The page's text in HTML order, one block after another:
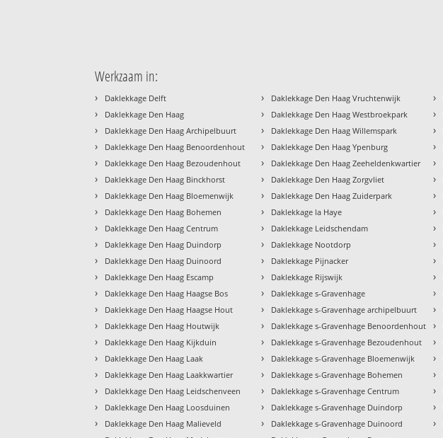
Werkzaam in:
› Daklekkage Delft
› Daklekkage Den Haag
› Daklekkage Den Haag Archipelbuurt
› Daklekkage Den Haag Benoordenhout
› Daklekkage Den Haag Bezoudenhout
› Daklekkage Den Haag Binckhorst
› Daklekkage Den Haag Bloemenwijk
› Daklekkage Den Haag Bohemen
› Daklekkage Den Haag Centrum
› Daklekkage Den Haag Duindorp
› Daklekkage Den Haag Duinoord
› Daklekkage Den Haag Escamp
› Daklekkage Den Haag Haagse Bos
› Daklekkage Den Haag Haagse Hout
› Daklekkage Den Haag Houtwijk
› Daklekkage Den Haag Kijkduin
› Daklekkage Den Haag Laak
› Daklekkage Den Haag Laakkwartier
› Daklekkage Den Haag Leidschenveen
› Daklekkage Den Haag Loosduinen
› Daklekkage Den Haag Malieveld
› Daklekkage Den Haag Vruchtenwijk
› Daklekkage Den Haag Westbroekpark
› Daklekkage Den Haag Willemspark
› Daklekkage Den Haag Ypenburg
› Daklekkage Den Haag Zeeheldenkwartier
› Daklekkage Den Haag Zorgvliet
› Daklekkage Den Haag Zuiderpark
› Daklekkage la Haye
› Daklekkage Leidschendam
› Daklekkage Nootdorp
› Daklekkage Pijnacker
› Daklekkage Rijswijk
› Daklekkage s-Gravenhage
› Daklekkage s-Gravenhage archipelbuurt
› Daklekkage s-Gravenhage Benoordenhout
› Daklekkage s-Gravenhage Bezoudenhout
› Daklekkage s-Gravenhage Bloemenwijk
› Daklekkage s-Gravenhage Bohemen
› Daklekkage s-Gravenhage Centrum
› Daklekkage s-Gravenhage Duindorp
› Daklekkage s-Gravenhage Duinoord
›
›
›
›
›
›
›
›
›
›
›
›
›
›
›
›
›
›
›
›
›